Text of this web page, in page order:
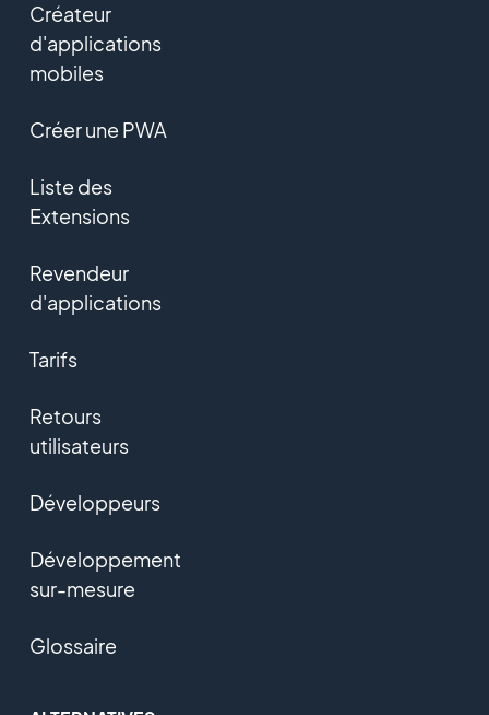
Créateur
d'applications
mobiles
Créer une PWA
Liste des
Extensions
Revendeur
d'applications
Tarifs
Retours
utilisateurs
Développeurs
Développement
sur-mesure
Glossaire